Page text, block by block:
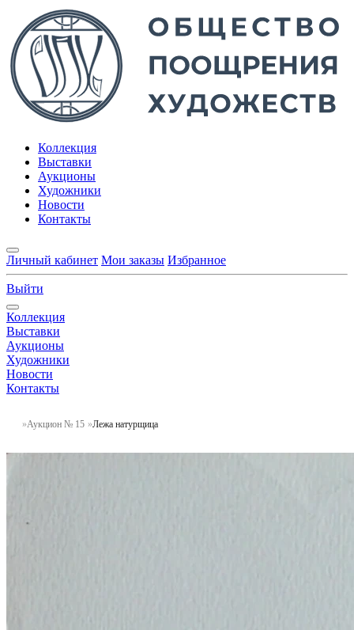
Коллекция
Выставки
Аукционы
Художники
Новости
Контакты
Личный кабинет Мои заказы Избранное
Выйти
Коллекция
Выставки
Аукционы
Художники
Новости
Контакты
Аукцион № 15 Лежа натурщица